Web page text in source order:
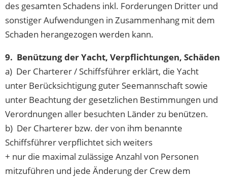
des gesamten Schadens inkl. Forderungen Dritter und
sonstiger Aufwendungen in Zusammenhang mit dem
Schaden herangezogen werden kann.
9. Benützung der Yacht, Verpflichtungen, Schäden
a) Der Charterer / Schiffsführer erklärt, die Yacht
unter Berücksichtigung guter Seemannschaft sowie
unter Beachtung der gesetzlichen Bestimmungen und
Verordnungen aller besuchten Länder zu benützen.
b) Der Charterer bzw. der von ihm benannte
Schiffsführer verpflichtet sich weiters
+ nur die maximal zulässige Anzahl von Personen
mitzuführen und jede Änderung der Crew dem